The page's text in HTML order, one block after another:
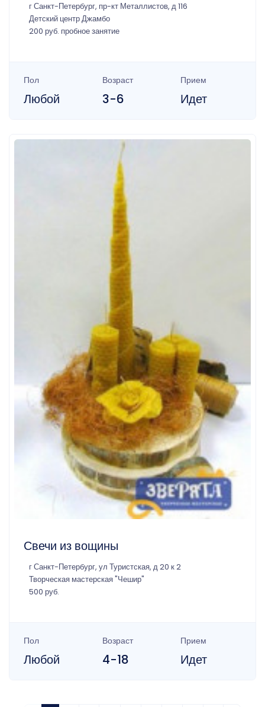
г Санкт-Петербург, пр-кт Металлистов, д 116
Детский центр Джамбо
200 руб. пробное занятие
Пол
Любой
Возраст
3-6
Прием
Идет
Свечи из вощины
г Санкт-Петербург, ул Туристская, д 20 к 2
Творческая мастерская "Чешир"
500 руб.
Пол
Любой
Возраст
4-18
Прием
Идет